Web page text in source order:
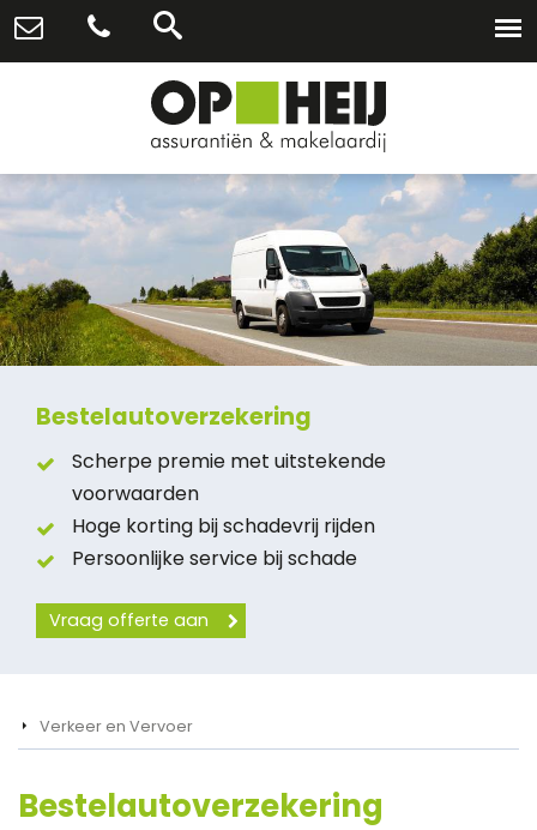
Bestelautoverzekering
Scherpe premie met uitstekende
voorwaarden
Hoge korting bij schadevrij rijden
Persoonlijke service bij schade
Vraag offerte aan
Verkeer en Vervoer
Bestelautoverzekering